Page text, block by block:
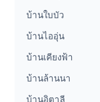
บ้านใบบัว
บ้านไออุ่น
บ้านเคียงฟ้า
บ้านล้านนา
บ้านอิตาลี